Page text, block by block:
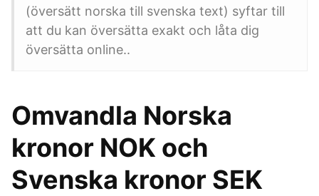
(översätt norska till svenska text) syftar till
att du kan översätta exakt och låta dig
översätta online..
Omvandla Norska
kronor NOK och
Svenska kronor SEK